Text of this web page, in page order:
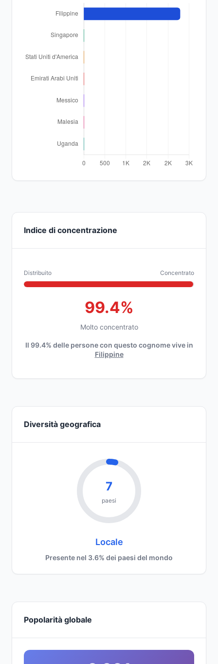
Indice di concentrazione
Distribuito Concentrato
99.4%
Molto concentrato
Il 99.4% delle persone con questo cognome vive in
Filippine
Diversità geografica
7
paesi
Locale
Presente nel 3.6% dei paesi del mondo
Popolarità globale